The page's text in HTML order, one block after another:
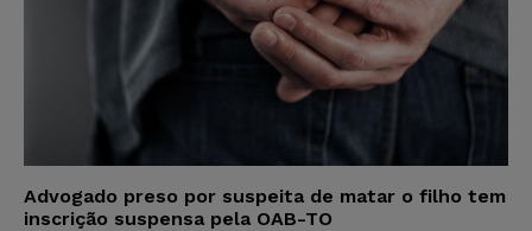
Advogado preso por suspeita de matar o filho tem
inscrição suspensa pela OAB-TO